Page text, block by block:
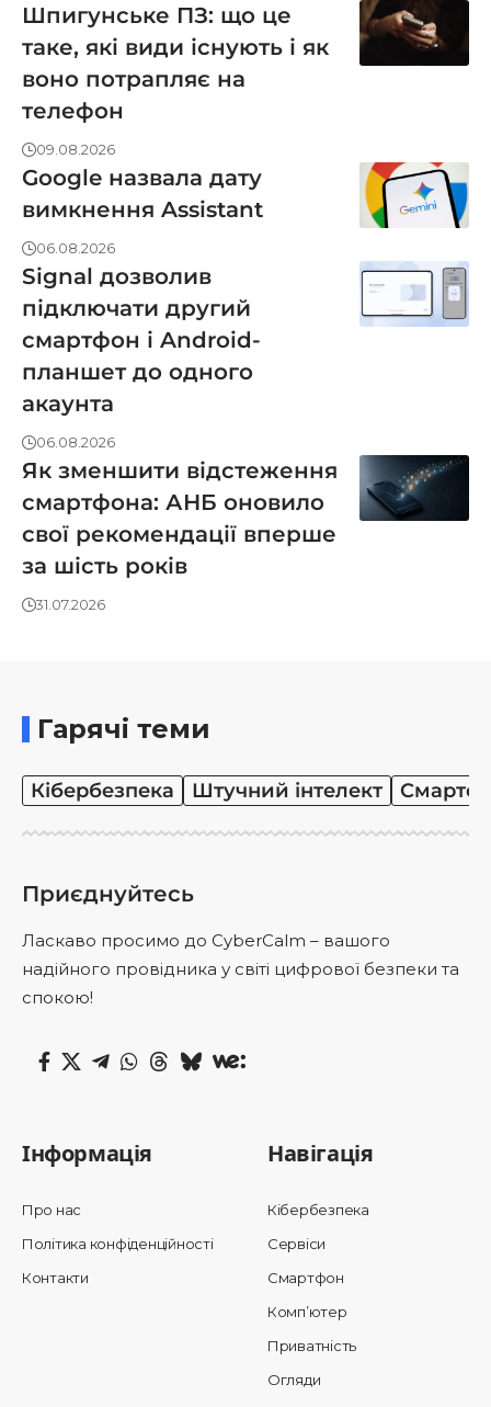
Шпигунське ПЗ: що це
таке, які види існують і як
воно потрапляє на
телефон
09.08.2026
Google назвала дату
вимкнення Assistant
06.08.2026
Signal дозволив
підключати другий
смартфон і Android-
планшет до одного
акаунта
06.08.2026
Як зменшити відстеження
смартфона: АНБ оновило
свої рекомендації вперше
за шість років
31.07.2026
Гарячі теми
Кібербезпека Штучний інтелект
Приєднуйтесь
Ласкаво просимо до CyberCalm – вашого
надійного провідника у світі цифрової безпеки та
спокою!
Інформація
Про нас
Політика конфіденційності
Контакти
Навігація
Кібербезпека
Сервіси
Смартфон
Комп’ютер
Приватність
Огляди